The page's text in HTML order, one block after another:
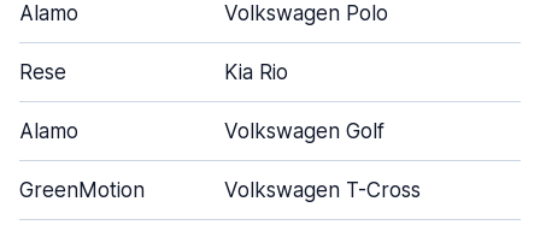
Alamo Volkswagen Polo
Rese Kia Rio
Alamo Volkswagen Golf
GreenMotion Volkswagen T-Cross